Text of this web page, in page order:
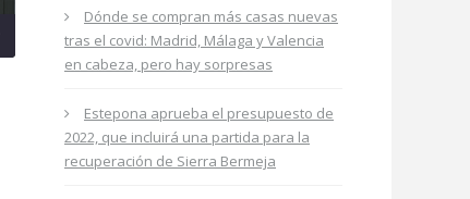
Dónde se compran más casas nuevas
tras el covid: Madrid, Málaga y Valencia
en cabeza, pero hay sorpresas
Estepona aprueba el presupuesto de
2022, que incluirá una partida para la
recuperación de Sierra Bermeja